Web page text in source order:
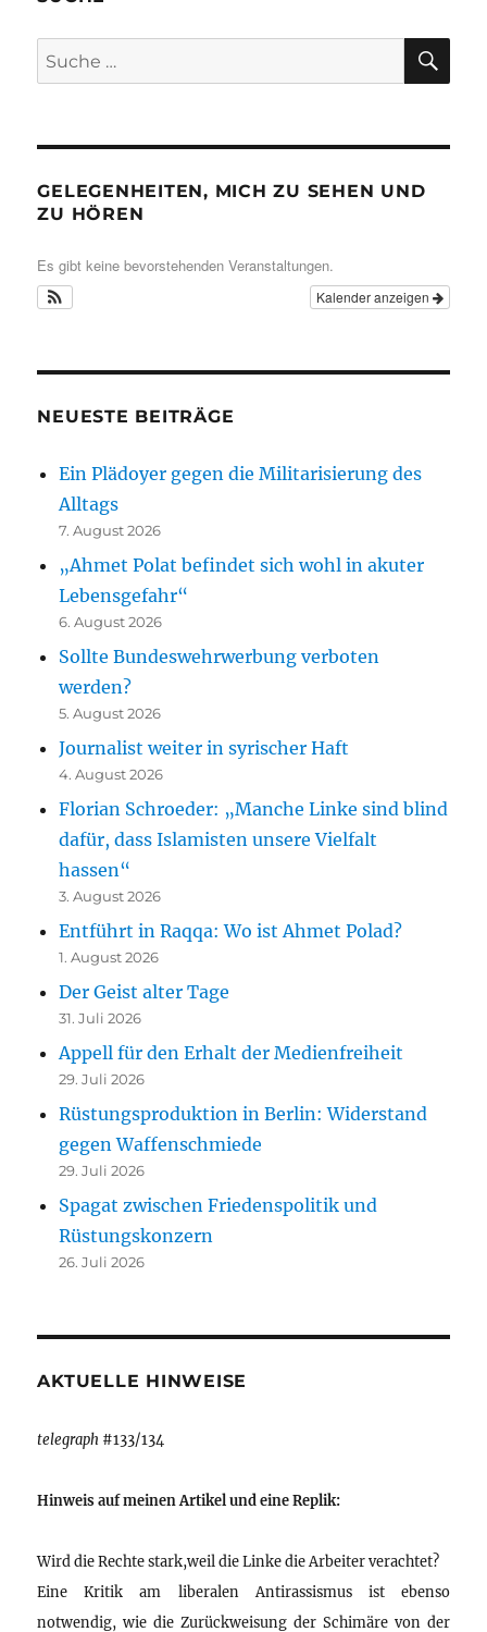
Suche
nach:
GELEGENHEITEN, MICH ZU SEHEN UND
ZU HÖREN
Es gibt keine bevorstehenden Veranstaltungen.
Kalender anzeigen
NEUESTE BEITRÄGE
Ein Plädoyer gegen die Militarisierung des
Alltags
7. August 2026
„Ahmet Polat befindet sich wohl in akuter
Lebensgefahr“
6. August 2026
Sollte Bundeswehrwerbung verboten
werden?
5. August 2026
Journalist weiter in syrischer Haft
4. August 2026
Florian Schroeder: „Manche Linke sind blind
dafür, dass Islamisten unsere Vielfalt
hassen“
3. August 2026
Entführt in Raqqa: Wo ist Ahmet Polad?
1. August 2026
Der Geist alter Tage
31. Juli 2026
Appell für den Erhalt der Medienfreiheit
29. Juli 2026
Rüstungsproduktion in Berlin: Widerstand
gegen Waffenschmiede
29. Juli 2026
Spagat zwischen Friedenspolitik und
Rüstungskonzern
26. Juli 2026
AKTUELLE HINWEISE
telegraph #133/134
Hinweis auf meinen Artikel und eine Replik:
Wird die Rechte stark,weil die Linke die Arbeiter verachtet?
Eine Kritik am liberalen Antirassismus ist ebenso
notwendig, wie die Zurückweisung der Schimäre von der